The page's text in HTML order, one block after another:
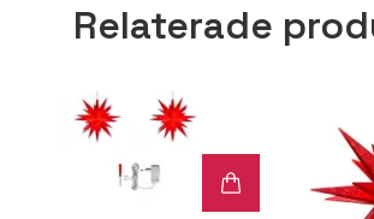
Relaterade